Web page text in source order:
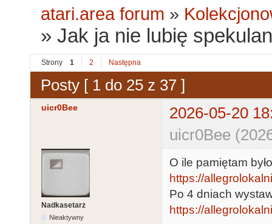
atari.area forum »
»Jak ja nie lubię
Strony 1 2 Następna
Posty [ 1 do 25 z 37 ]
uicr0Bee
2026-05-20
uicr0Bee
Nadkasetarz
Nieaktywny
O ile pamiętam
https://
Po 4 dniach
https://